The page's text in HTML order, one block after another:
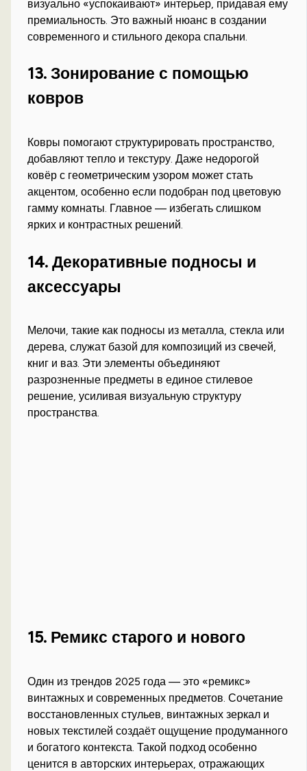
визуально «успокаивают» интерьер, придавая ему
премиальность. Это важный нюанс в создании
современного и стильного декора спальни.
13. Зонирование с помощью
ковров
Ковры помогают структурировать пространство,
добавляют тепло и текстуру. Даже недорогой
ковёр с геометрическим узором может стать
акцентом, особенно если подобран под цветовую
гамму комнаты. Главное — избегать слишком
ярких и контрастных решений.
14. Декоративные подносы и
аксессуары
Мелочи, такие как подносы из металла, стекла или
дерева, служат базой для композиций из свечей,
книг и ваз. Эти элементы объединяют
разрозненные предметы в единое стилевое
решение, усиливая визуальную структуру
пространства.
15. Ремикс старого и нового
Один из трендов 2025 года — это «ремикс»
винтажных и современных предметов. Сочетание
восстановленных стульев, винтажных зеркал и
новых текстилей создаёт ощущение продуманного
и богатого контекста. Такой подход особенно
ценится в авторских интерьерах, отражающих